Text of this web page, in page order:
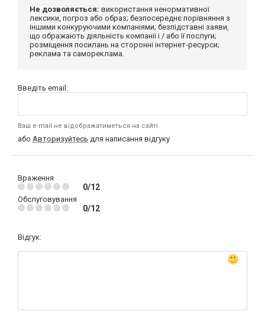
Не дозволяється: використання ненормативної
лексики, погроз або образ; безпосереднє порівняння з
іншими конкуруючими компаніями; безпідставні заяви,
що ображають діяльність компанії і / або її послуги;
розміщення посилань на сторонні інтернет-ресурси;
реклама та самореклама.
Введіть email:
Ваш e-mail не відображатиметься на сайті
або Авторизуйтесь для написання відгуку
Враження
0/12
Обслуговування
0/12
Відгук: